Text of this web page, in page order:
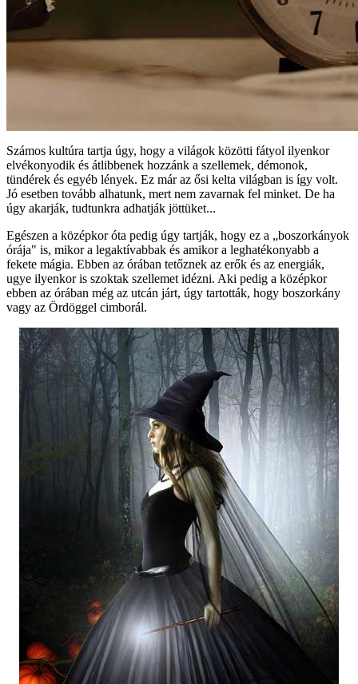
Számos kultúra tartja úgy, hogy a világok közötti fátyol ilyenkor
elvékonyodik és átlibbenek hozzánk a szellemek, démonok,
tündérek és egyéb lények. Ez már az ősi kelta világban is így volt.
Jó esetben tovább alhatunk, mert nem zavarnak fel minket. De ha
úgy akarják, tudtunkra adhatják jöttüket...
Egészen a középkor óta pedig úgy tartják, hogy ez a „boszorkányok
órája" is, mikor a legaktívabbak és amikor a leghatékonyabb a
fekete mágia. Ebben az órában tetőznek az erők és az energiák,
ugye ilyenkor is szoktak szellemet idézni. Aki pedig a középkor
ebben az órában még az utcán járt, úgy tartották, hogy boszorkány
vagy az Ördöggel cimborál.